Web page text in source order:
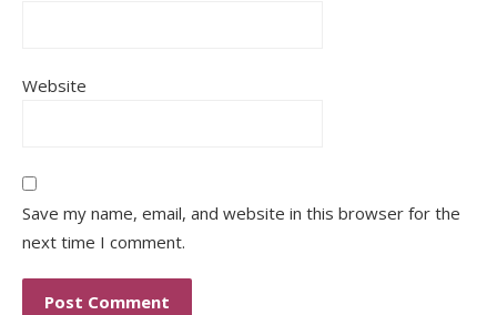
Website
Save my name, email, and website in this browser for the
next time I comment.